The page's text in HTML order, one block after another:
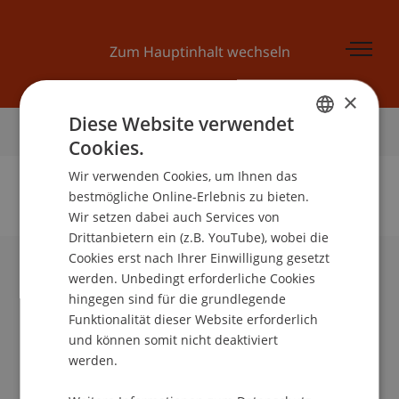
Zum Hauptinhalt wechseln
Startseite
Keine Daten zu dieser Person gefunden
Universität Liechtenstein
Fürst-Franz-Josef-Strasse
9490 Vaduz
Liechtenstein
info@uni.li
×
Diese Website verwendet
Cookies.
Wir verwenden Cookies, um Ihnen das
bestmögliche Online-Erlebnis zu bieten.
Wir setzen dabei auch Services von
Drittanbietern ein (z.B. YouTube), wobei die
Cookies erst nach Ihrer Einwilligung gesetzt
werden. Unbedingt erforderliche Cookies
hingegen sind für die grundlegende
Funktionalität dieser Website erforderlich
und können somit nicht deaktiviert
werden.